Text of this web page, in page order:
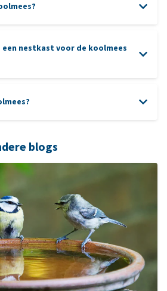
een nestkast voor de koolmees
blogs